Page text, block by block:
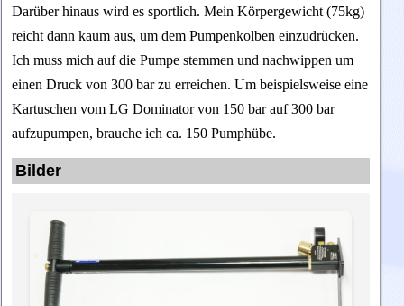
Darüber hinaus wird es sportlich. Mein Körpergewicht (75kg)
reicht dann kaum aus, um dem Pumpenkolben einzudrücken.
Ich muss mich auf die Pumpe stemmen und nachwippen um
einen Druck von 300 bar zu erreichen. Um beispielsweise eine
Kartuschen vom LG Dominator von 150 bar auf 300 bar
aufzupumpen, brauche ich ca. 150 Pumphübe.
Bilder